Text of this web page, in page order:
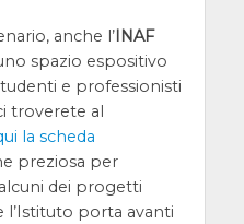
anche l’INAF
spazio espositivo
e professionisti
troverete al
la scheda
preziosa per
dei progetti
l’Istituto porta avanti